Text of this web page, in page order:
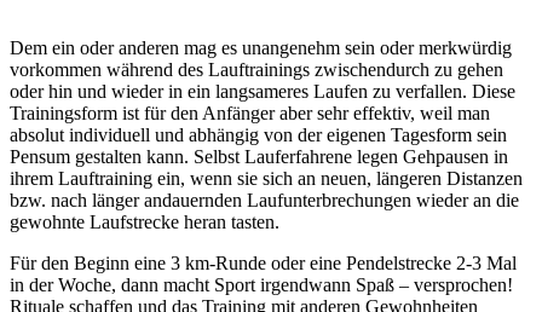
Dem ein oder anderen mag es unangenehm sein oder merkwürdig
vorkommen während des Lauftrainings zwischendurch zu gehen
oder hin und wieder in ein langsameres Laufen zu verfallen. Diese
Trainingsform ist für den Anfänger aber sehr effektiv, weil man
absolut individuell und abhängig von der eigenen Tagesform sein
Pensum gestalten kann. Selbst Lauferfahrene legen Gehpausen in
ihrem Lauftraining ein, wenn sie sich an neuen, längeren Distanzen
bzw. nach länger andauernden Laufunterbrechungen wieder an die
gewohnte Laufstrecke heran tasten.
Für den Beginn eine 3 km-Runde oder eine Pendelstrecke 2-3 Mal
in der Woche, dann macht Sport irgendwann Spaß – versprochen!
Rituale schaffen und das Training mit anderen Gewohnheiten